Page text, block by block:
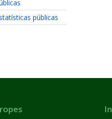
públicas